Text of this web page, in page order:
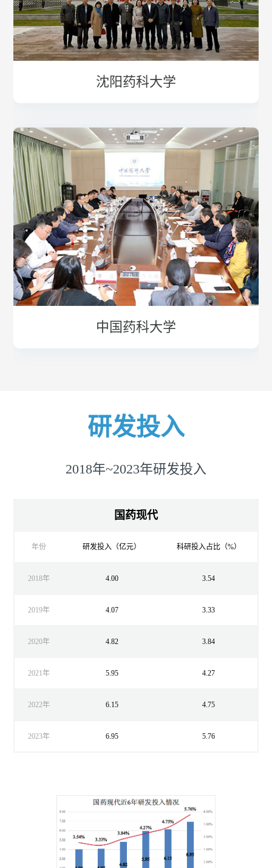
沈阳药科大学
中国药科大学
研发投入
2018年~2023年研发投入
国药现代
年份 研发投入（亿元） 科研投入占比（%）
2018年 4.00 3.54
2019年 4.07 3.33
2020年 4.82 3.84
2021年 5.95 4.27
2022年 6.15 4.75
2023年 6.95 5.76